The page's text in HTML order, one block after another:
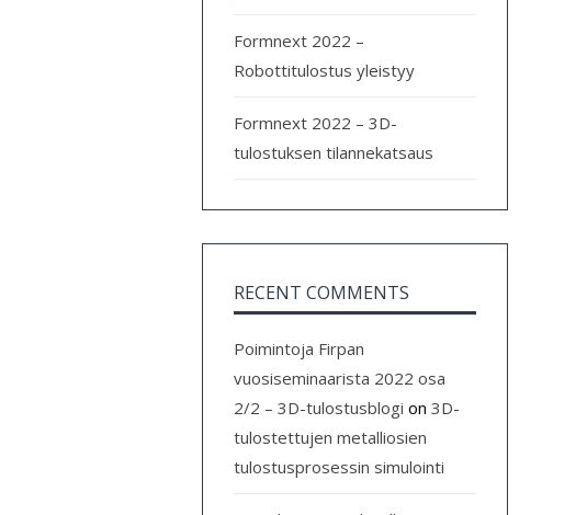
Formnext 2022 –
Robottitulostus yleistyy
Formnext 2022 – 3D-
tulostuksen tilannekatsaus
RECENT COMMENTS
Poimintoja Firpan
vuosiseminaarista 2022 osa
2/2 – 3D-tulostusblogi on3D-
tulostettujen metalliosien
tulostusprosessin simulointi